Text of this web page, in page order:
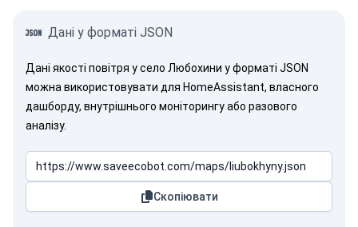
Дані у форматі JSON
Дані якості повітря у село Любохини у форматі JSON
можна використовувати для HomeAssistant, власного
дашборду, внутрішнього моніторингу або разового
аналізу.
Скопіювати